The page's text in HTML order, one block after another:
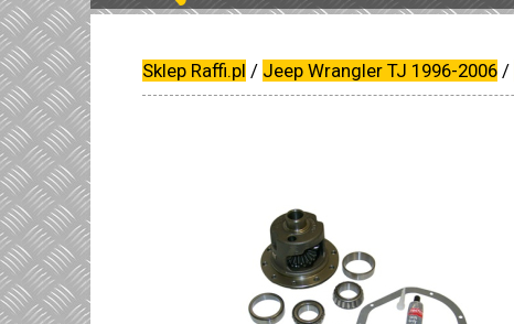
Sklep Raffi.pl / Jeep Wrangler TJ 1996-2006 /